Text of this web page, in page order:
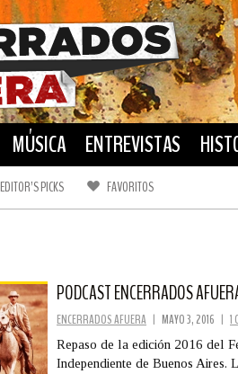
MÚSICA ENTREVISTAS
EDITOR’S PICKS FAVORITOS
PODCAST ENCERRADOS
ENCERRADOS AFUERA | MAYO 3, 2016 | 1
Repaso de la edición 2016 del
Independiente de Buenos Aires.